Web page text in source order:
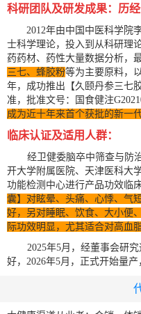
科研团队及研发成果：历
2012年由中国中医科学院
士科学理论，投入到从科研理
药药材、药性大量数据分析，
三七、蜂胶粉等为主要原料，
年，成功推出【久颐丹参三七
准，批准文号：国食健注
成为近十年来首个获批的新一
临床认证及适用人群：
经卫健委脑卒中筛查与防
开大学附属医院、天津医科大
功能检测中心进行产品功效临
囊】对眩晕、头痛、心悸、气
好，另对睡眠、饮食、大小便
际功效明显，尤其适合对高血
2025年5月，经董事会研
好，2026年5月，正式开始量产